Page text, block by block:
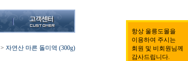
> 자연산 마른 돌미역 (300g)
항상 울릉도몰을
이용하여 주시는
회원 및 비회원님께
감사드립니다.